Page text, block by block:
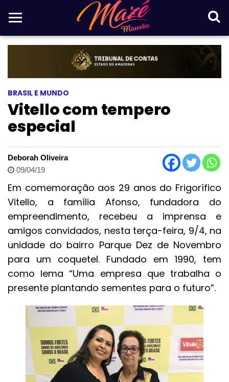
BRASIL E MUNDO
Vitello com tempero
especial
Deborah Oliveira
09/04/19
Em comemoração aos 29 anos do Frigorífico
Vitello, a família Afonso, fundadora do
empreendimento, recebeu a imprensa e
amigos convidados, nesta terça-feira, 9/4, na
unidade do bairro Parque Dez de Novembro
para um coquetel. Fundado em 1990, tem
como lema “Uma empresa que trabalha o
presente plantando sementes para o futuro”.